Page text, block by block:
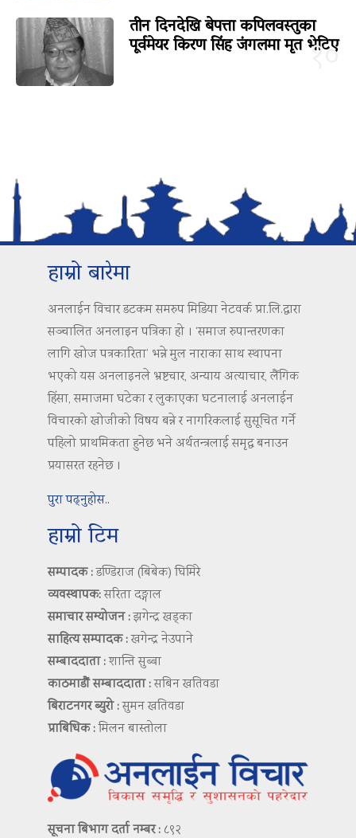
१०
तीन दिनदेखि बेपत्ता कपिलवस्तुका
पूर्वमेयर किरण सिंह जंगलमा मृत भेटिए
हाम्रो बारेमा
अनलाईन विचार डटकम समरुप मिडिया नेटवर्क प्रा.लि.द्वारा
सञ्चालित अनलाइन पत्रिका हो । ‘समाज रुपान्तरणका
लागि खोज पत्रकारिता’ भन्ने मुल नाराका साथ स्थापना
भएको यस अनलाइनले भ्रष्टचार, अन्याय अत्याचार, लैंगिक
हिंसा, समाजमा घटेका र लुकाएका घटनालाई अनलाईन
विचारको खोजीको विषय बन्ने र नागरिकलाई सुसूचित गर्ने
पहिलो प्राथमिकता हुनेछ भने अर्थतन्त्रलाई समृद्ध बनाउन
प्रयासरत रहनेछ ।
पुरा पढ्नुहोस..
हाम्रो टिम
सम्पादक :डण्डिराज (बिबेक) घिमिरे
व्यवस्थापक:सरिता दङ्गाल
समाचार सम्योजन :झगेन्द्र खड्का
साहित्य सम्पादक :खगेन्द्र नेउपाने
सम्बाददाता :शान्ति सुब्बा
काठमाडौं सम्बाददाता :सबिन खतिवडा
बिराटनगर ब्युरो :सुमन खतिवडा
प्राबिधिक :मिलन बास्तोला
सूचना बिभाग दर्ता नम्बर : ८९२